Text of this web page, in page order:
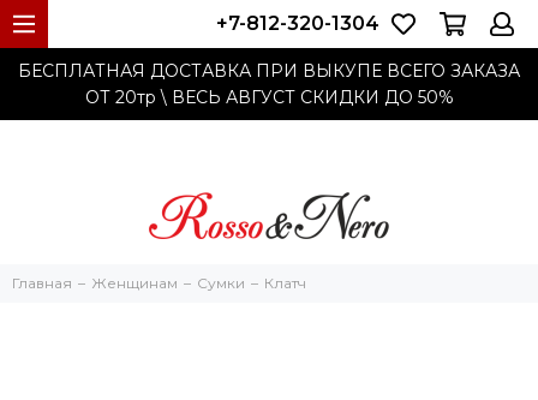
БЕСПЛАТНАЯ ДОСТАВКА ПРИ ВЫКУПЕ ВСЕГО ЗАКАЗА
ОТ 20тр \ ВЕСЬ АВГУСТ СКИДКИ ДО 50%
+7-812-320-1304
Главная Женщинам Cумки Клатч